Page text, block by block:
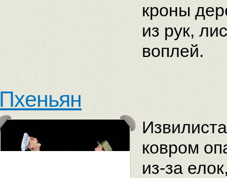
кроны
из рук,
воплей.
ковром
из-за